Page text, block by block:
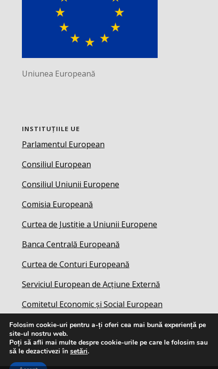
Uniunea Europeană
INSTITUȚIILE UE
Parlamentul European
Consiliul European
Consiliul Uniunii Europene
Comisia Europeană
Curtea de Justiție a Uniunii Europene
Banca Centrală Europeană
Curtea de Conturi Europeană
Serviciul European de Acțiune Externă
Comitetul Economic și Social European
Folosim cookie-uri pentru a-ți oferi cea mai bună experiență pe
site-ul nostru web.
Poți să afli mai multe despre cookie-urile pe care le folosim sau
să le dezactivezi în setări.